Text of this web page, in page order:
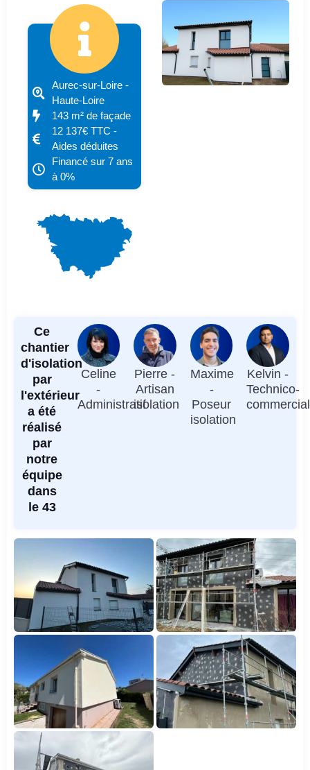
Aurec-sur-Loire -
Haute-Loire
143 m² de façade
12 137€ TTC -
Aides déduites
Financé sur 7 ans
à 0%
Ce
chantier
d'isolation
par
l'extérieur
a été
réalisé
par
notre
équipe
dans
le 43
Celine
-
Administratif
Pierre -
Artisan
isolation
Maxime
-
Poseur
isolation
Kelvin -
Technico-
commercial